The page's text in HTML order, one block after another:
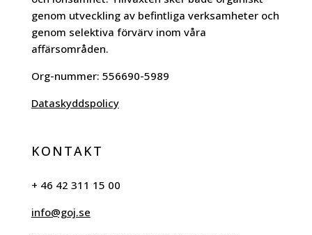
genom utveckling av befintliga verksamheter och
genom selektiva förvärv inom våra
affärsområden.
Org-nummer: 556690-5989
Dataskyddspolicy
KONTAKT
+ 46 42 311 15 00
info@goj.se